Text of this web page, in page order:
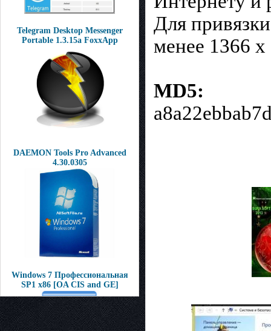
Telegram Desktop Messenger
Portable 1.3.15a FoxxApp
DAEMON Tools Pro Advanced
4.30.0305
Windows 7 Профессиональная
SP1 x86 [OA CIS and GE]
Для
менее 1366 x
MD5: